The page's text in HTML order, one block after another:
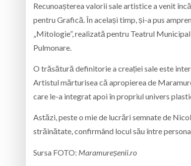
Recunoașterea valorii sale artistice a venit
pentru Grafică. În același timp, și-a pus
„Mitologie”, realizată pentru Teatrul
Pulmonare.
O trăsătură definitorie a creației sale este
Artistul mărturisea că apropierea de
care le-a integrat apoi în propriul univers
Astăzi, peste o mie de lucrări semnate de
străinătate, confirmând locul său între
Sursa FOTO: Maramureșenii.ro